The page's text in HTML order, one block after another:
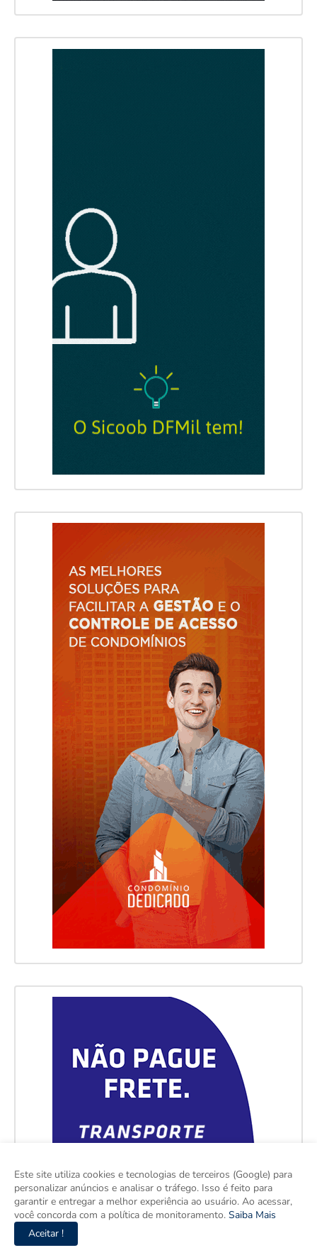
Este site utiliza cookies e tecnologias de terceiros (Google) para
personalizar anúncios e analisar o tráfego. Isso é feito para
garantir e entregar a melhor experiência ao usuário. Ao acessar,
você concorda com a política de monitoramento. Saiba Mais
Aceitar !